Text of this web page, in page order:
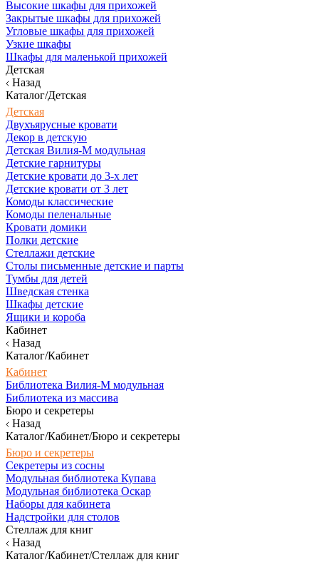
Высокие шкафы для прихожей
Закрытые шкафы для прихожей
Угловые шкафы для прихожей
Узкие шкафы
Шкафы для маленькой прихожей
Детская
Назад
Каталог/Детская
Детская
Двухъярусные кровати
Декор в детскую
Детская Вилия-М модульная
Детские гарнитуры
Детские кровати до 3-х лет
Детские кровати от 3 лет
Комоды классические
Комоды пеленальные
Кровати домики
Полки детские
Стеллажи детские
Столы письменные детские и парты
Тумбы для детей
Шведская стенка
Шкафы детские
Ящики и короба
Кабинет
Назад
Каталог/Кабинет
Кабинет
Библиотека Вилия-М модульная
Библиотека из массива
Бюро и секретеры
Назад
Каталог/Кабинет/Бюро и секретеры
Бюро и секретеры
Секретеры из сосны
Модульная библиотека Купава
Модульная библиотека Оскар
Наборы для кабинета
Надстройки для столов
Стеллаж для книг
Назад
Каталог/Кабинет/Стеллаж для книг